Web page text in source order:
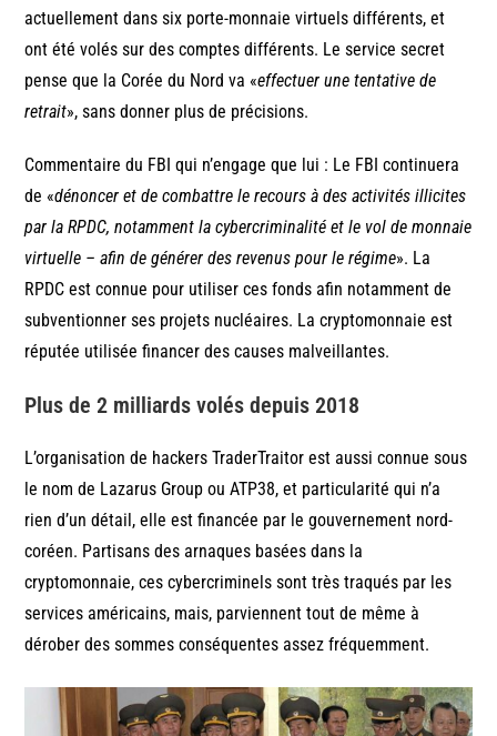
actuellement dans six porte-monnaie virtuels différents, et
ont été volés sur des comptes différents. Le service secret
pense que la Corée du Nord va «effectuer une tentative de
retrait», sans donner plus de précisions.
Commentaire du FBI qui n’engage que lui : Le FBI continuera
de «dénoncer et de combattre le recours à des activités illicites
par la RPDC, notamment la cybercriminalité et le vol de monnaie
virtuelle – afin de générer des revenus pour le régime». La
RPDC est connue pour utiliser ces fonds afin notamment de
subventionner ses projets nucléaires. La cryptomonnaie est
réputée utilisée financer des causes malveillantes.
Plus de 2 milliards volés depuis 2018
L’organisation de hackers TraderTraitor est aussi connue sous
le nom de Lazarus Group ou ATP38, et particularité qui n’a
rien d’un détail, elle est financée par le gouvernement nord-
coréen. Partisans des arnaques basées dans la
cryptomonnaie, ces cybercriminels sont très traqués par les
services américains, mais, parviennent tout de même à
dérober des sommes conséquentes assez fréquemment.